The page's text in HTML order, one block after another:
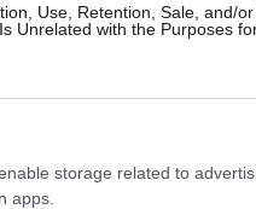
Use, Retention, Sale, and/
Unrelated with the Purposes
storage related to
apps.